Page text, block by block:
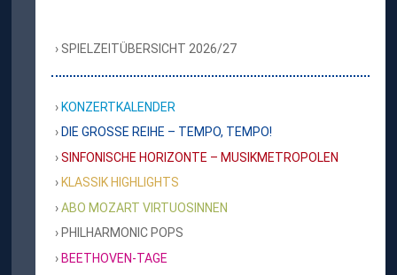
SPIELZEITÜBERSICHT 2026/27
KONZERTKALENDER
DIE GROSSE REIHE – TEMPO, TEMPO!
SINFONISCHE HORIZONTE – MUSIKMETROPOLEN
KLASSIK HIGHLIGHTS
ABO MOZART VIRTUOSINNEN
PHILHARMONIC POPS
BEETHOVEN-TAGE